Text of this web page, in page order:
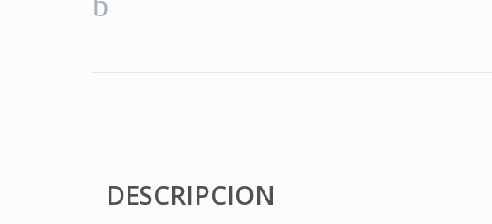
DESCRIPCION